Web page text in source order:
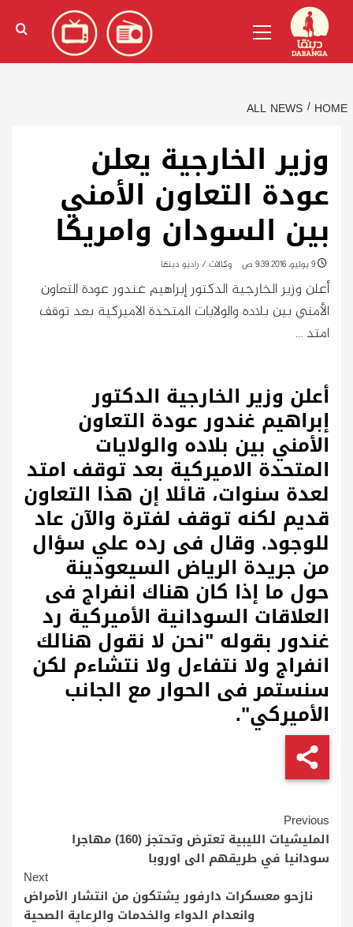
content
الإنجليزية)
Menu
HOME
ALL NEWS
وزير الخارجية يعلن
عودة التعاون الأمني
بين السودان وامريكا
وكالات / راديو دبنقا
أعلن وزير الخارجية الدكتور إبراهيم غندور عودة التعاون
الأمني بين بلاده والولايات المتحدة الاميركية بعد توقف
امتد …
أعلن وزير الخارجية الدكتور
إبراهيم غندور عودة التعاون
الأمني بين بلاده والولايات
المتحدة الاميركية بعد توقف امتد
لعدة سنوات، قائلا إن هذا التعاون
قديم لكنه توقف لفترة والآن عاد
للوجود. وقال فى رده علي سؤال
من جريدة الرياض السيعودينة
حول ما إذا كان هناك انفراج فى
العلاقات السودانية الأميركية رد
غندور بقوله "نحن لا نقول هنالك
انفراج ولا نتفاءل ولا نتشاءم لكن
سنستمر فى الحوار مع الجانب
الأميركي".
Continue
Reading
Previous
المليشيات الليبية تعترض وتحتجز (160) مهاجرا
سودانيا في طريقهم الى اوروبا
Next
نازحو معسكرات دارفور يشتكون من انتشار الأمراض
وانعدام الدواء والخدمات والرعاية الصحية